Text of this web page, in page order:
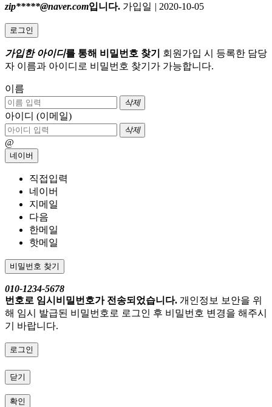
zip*****@naver.com입니다. 가입일 | 2020-10-05
로그인
가입한 아이디를 통해 비밀번호 찾기
회원가입 시 등록한 담당
자 이름과 아이디로 비밀번호 찾기가 가능합니다.
이름
삭제
아이디 (이메일)
삭제
@
네이버
직접입력
네이버
지메일
다음
한메일
핫메일
비밀번호 찾기
010-1234-5678
번호로 임시비밀번호가 전송되었습니다. 개인정보 보안을 위
해 임시 발급된 비밀번호로 로그인 후 비밀번호 변경을 해주시
기 바랍니다.
로그인
닫기
확인